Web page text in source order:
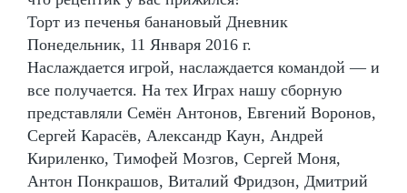
Торт из печенья банановый Дневник
Понедельник, 11 Января 2016 г.
Наслаждается игрой, наслаждается командой — и
все получается. На тех Играх нашу сборную
представляли Семён Антонов, Евгений Воронов,
Сергей Карасёв, Александр Каун, Андрей
Кириленко, Тимофей Мозгов, Сергей Моня,
Антон Понкрашов, Виталий Фридзон, Дмитрий